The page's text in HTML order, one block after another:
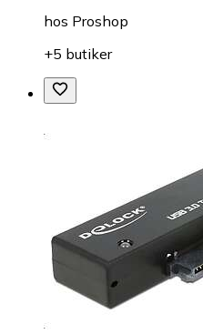
hos Proshop
+5 butiker